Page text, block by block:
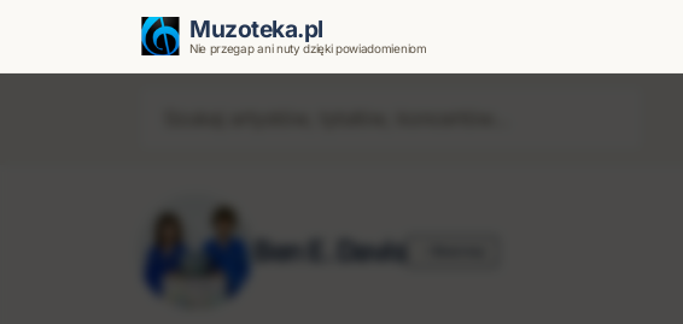
Muzoteka.pl
Nie przegap ani nuty dzięki powiadomieniom
Ben E. Davis